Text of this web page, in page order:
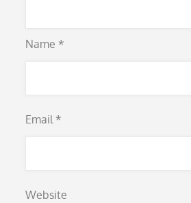
Name *
Email *
Website